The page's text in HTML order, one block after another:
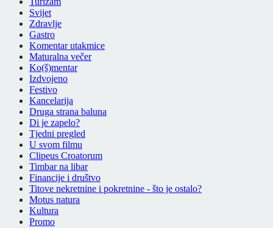
Svijet
Zdravlje
Gastro
Komentar utakmice
Maturalna večer
Ko(š)mentar
Izdvojeno
Festivo
Kancelarija
Druga strana baluna
Di je zapelo?
Tjedni pregled
U svom filmu
Clipeus Croatorum
Timbar na libar
Financije i društvo
Titove nekretnine i pokretnine - što je ostalo?
Motus natura
Kultura
Promo